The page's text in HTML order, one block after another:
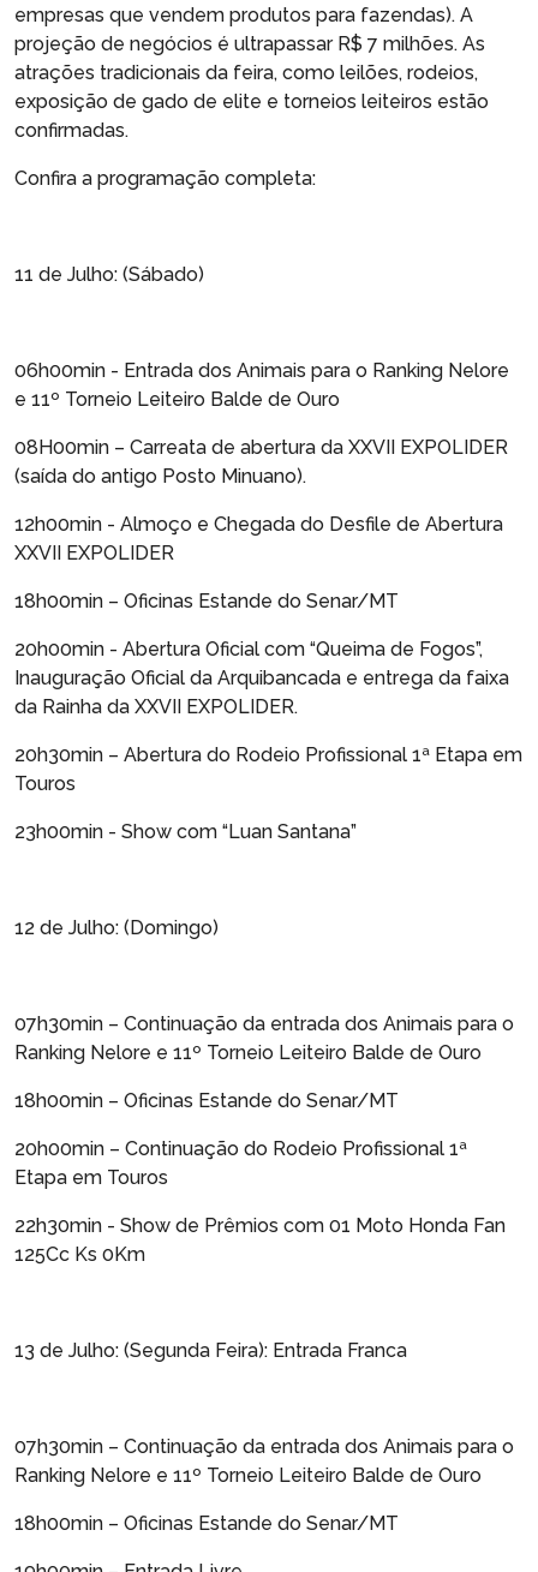
empresas que vendem produtos para fazendas). A
projeção de negócios é ultrapassar R$ 7 milhões. As
atrações tradicionais da feira, como leilões, rodeios,
exposição de gado de elite e torneios leiteiros estão
confirmadas.
Confira a programação completa:
11 de Julho: (Sábado)
06h00min - Entrada dos Animais para o Ranking Nelore
e 11º Torneio Leiteiro Balde de Ouro
08H00min – Carreata de abertura da XXVII EXPOLIDER
(saída do antigo Posto Minuano).
12h00min - Almoço e Chegada do Desfile de Abertura
XXVII EXPOLIDER
18h00min – Oficinas Estande do Senar/MT
20h00min - Abertura Oficial com “Queima de Fogos”,
Inauguração Oficial da Arquibancada e entrega da faixa
da Rainha da XXVII EXPOLIDER.
20h30min – Abertura do Rodeio Profissional 1ª Etapa em
Touros
23h00min - Show com “Luan Santana”
12 de Julho: (Domingo)
07h30min – Continuação da entrada dos Animais para o
Ranking Nelore e 11º Torneio Leiteiro Balde de Ouro
18h00min – Oficinas Estande do Senar/MT
20h00min – Continuação do Rodeio Profissional 1ª
Etapa em Touros
22h30min - Show de Prêmios com 01 Moto Honda Fan
125Cc Ks 0Km
13 de Julho: (Segunda Feira): Entrada Franca
07h30min – Continuação da entrada dos Animais para o
Ranking Nelore e 11º Torneio Leiteiro Balde de Ouro
18h00min – Oficinas Estande do Senar/MT